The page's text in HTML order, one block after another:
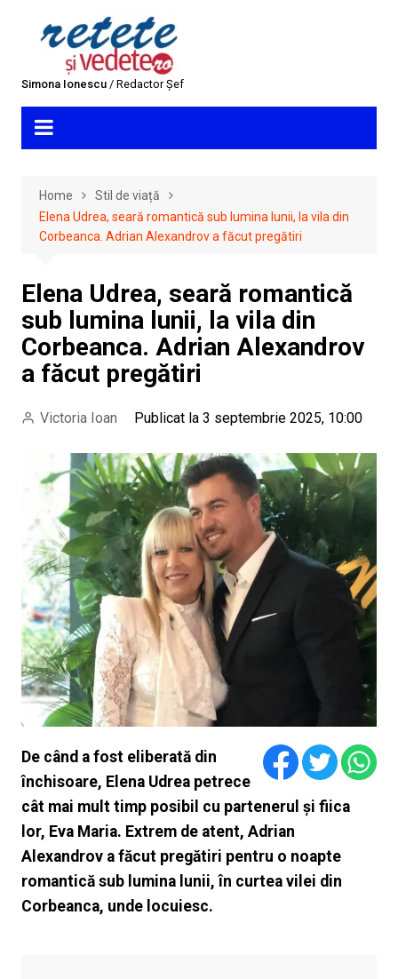
Simona Ionescu/ Redactor Șef
Home
Stil de viață
Elena Udrea, seară romantică sub lumina lunii, la vila din
Corbeanca. Adrian Alexandrov a făcut pregătiri
Elena Udrea, seară romantică
sub lumina lunii, la vila din
Corbeanca. Adrian Alexandrov
a făcut pregătiri
Victoria Ioan Publicat la 3 septembrie 2025, 10:00
De când a fost eliberată din
închisoare, Elena Udrea petrece
cât mai mult timp posibil cu partenerul și fiica
lor, Eva Maria. Extrem de atent, Adrian
Alexandrov a făcut pregătiri pentru o noapte
romantică sub lumina lunii, în curtea vilei din
Corbeanca, unde locuiesc.